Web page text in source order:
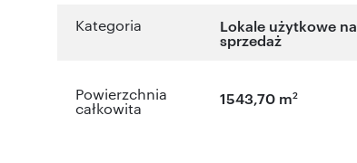
Kategoria Lokale użytkowe na
sprzedaż
Powierzchnia
całkowita
1543,70 m2